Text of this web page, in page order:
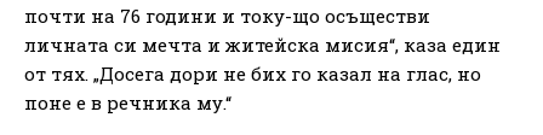
почти на 76 години и току-що осъществи
личната си мечта и житейска мисия“, каза един
от тях. „Досега дори не бих го казал на глас, но
поне е в речника му.“